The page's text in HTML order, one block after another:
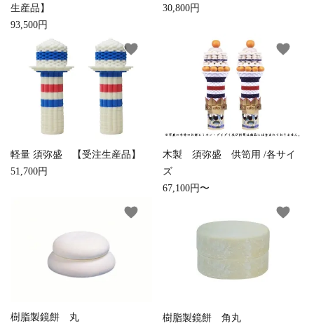
生産品】
93,500円
30,800円
軽量 須弥盛 【受注生産品】
51,700円
favorite
木製 須弥盛 供笥用 /各サイ
ズ
67,100円〜
favorite
樹脂製鏡餅 丸
favorite
樹脂製鏡餅 角丸
favorite
キーワード